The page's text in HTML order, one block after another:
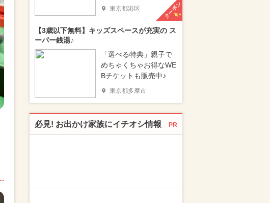
東京都港区 クーポン
【3歳以下無料】キッズスペースが充実の ス
ーパー銭湯♪
「選べる特典」親子で
めちゃくちゃお得なWE
Bチケットも販売中♪
東京都多摩市
必見! お出かけ家族にイチオシ情報 PR